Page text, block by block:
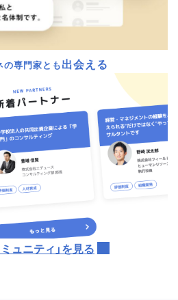
の専門家とも出会える
ュニティ」を見る